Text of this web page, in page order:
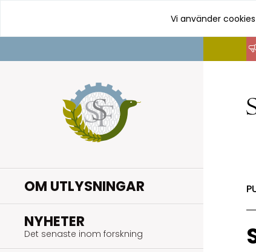
innehåll
Vi använder
OM UTLYSNINGAR
NYHETER
Det senaste inom forskning